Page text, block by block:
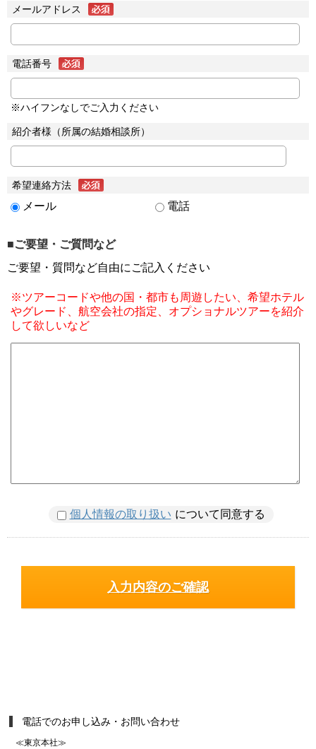
メールアドレス
電話番号
※ハイフンなしでご入力ください
紹介者様（所属の結婚相談所）
希望連絡方法
メール 電話
■ご要望・ご質問など
ご要望・質問など自由にご記入ください
※ツアーコードや他の国・都市も周遊したい、希望ホテル
やグレード、航空会社の指定、オプショナルツアーを紹介
して欲しいなど
個人情報の取り扱い について同意する
電話でのお申し込み・お問い合わせ
≪東京本社≫